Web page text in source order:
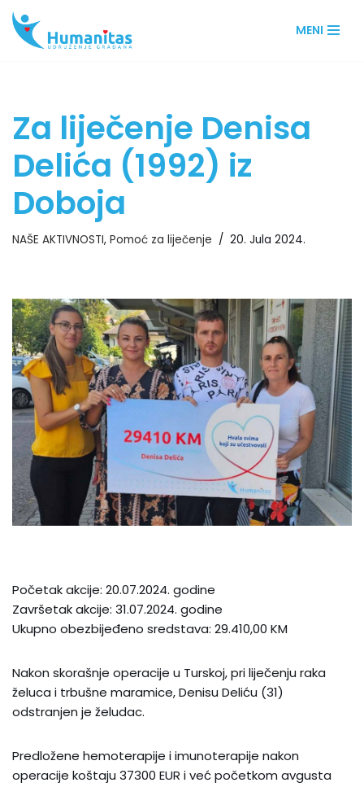
Skip
MENI
Za liječenje Denisa
Delića (1992) iz
Doboja
NAŠE AKTIVNOSTI, Pomoć za liječenje 20. Jula 2024.
Početak akcije: 20.07.2024. godine
Završetak akcije: 31.07.2024. godine
Ukupno obezbijeđeno sredstava: 29.410,00 KM
Nakon skorašnje operacije u Turskoj, pri liječenju raka
želuca i trbušne maramice, Denisu Deliću (31)
odstranjen je želudac.
Predložene hemoterapije i imunoterapije nakon
operacije koštaju 37300 EUR i već početkom avgusta